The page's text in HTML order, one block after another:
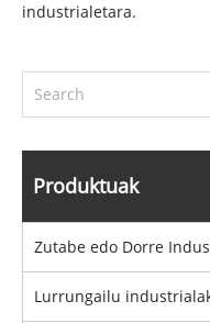
industrialetara.
Produktuak
Zutabe edo Dorre
Lurrungailu